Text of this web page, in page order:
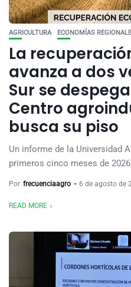
AGRICULTURA ECONOMÍAS
La
avanza a dos
Sur se
Centro
busca su piso
Un informe de la Universidad
primeros cinco meses de
Por frecuenciaagro 6 de agosto de
READ MORE